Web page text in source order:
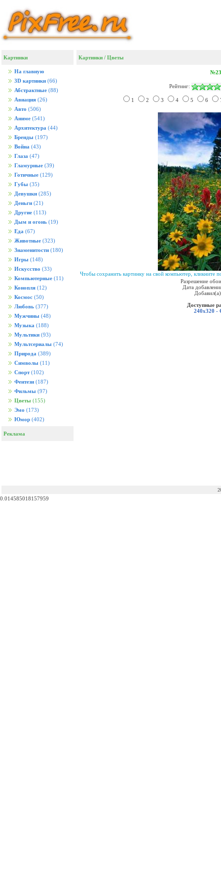
Картинки
На главную
3D картинки (66)
Абстрактные (88)
Авиация (26)
Авто (506)
Аниме (541)
Архитектура (44)
Бренды (197)
Война (43)
Глаза (47)
Гламурные (39)
Готичные (129)
Губы (35)
Девушки (285)
Деньги (21)
Другие (113)
Дым и огонь (19)
Еда (67)
Животные (323)
Знаменитости (180)
Игры (148)
Искусство (33)
Компьютерные (11)
Конопля (12)
Космос (50)
Любовь (377)
Мужчины (48)
Музыка (188)
Мультики (93)
Мультсериалы (74)
Природа (389)
Символы (11)
Спорт (102)
Фентези (187)
Фильмы (97)
Цветы (155)
Эмо (173)
Юмор (402)
Реклама
Картинки / Цветы
Рейтинг:
1 2 3 4 5 6
Чтобы сохранить картинку на свой компьютер, кликните
Разрешение
Дата
Доступные
240x320 -
0.014585018157959